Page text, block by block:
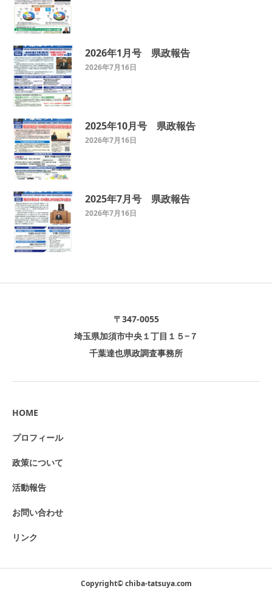
2026年1月号 県政報告
2026年7月16日
2025年10月号 県政報告
2026年7月16日
2025年7月号 県政報告
2026年7月16日
〒347-0055
埼玉県加須市中央１丁目１５−７
千葉達也県政調査事務所
HOME
プロフィール
政策について
活動報告
お問い合わせ
リンク
Copyright© chiba-tatsuya.com